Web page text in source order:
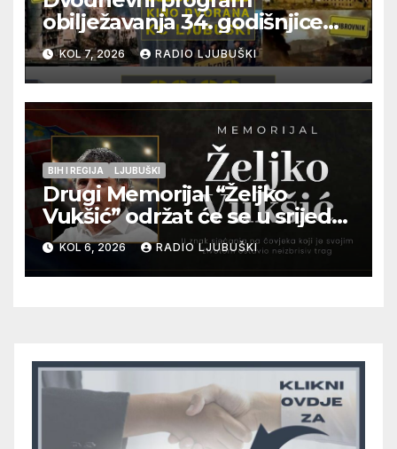
obilježavanja 34. godišnjice
pogibije generala Blaža
Kraljevića i osmorice
pripadnika HOS-a
KOL 7, 2026 RADIO LJUBUŠKI
BIH I REGIJA LJUBUŠKI
Drugi Memorijal “Željko
Vukšić” održat će se u srijedu
12. kolovoza u Otoku
KOL 6, 2026 RADIO LJUBUŠKI